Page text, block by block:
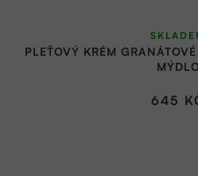
PLEŤOVÝ KRÉM
645